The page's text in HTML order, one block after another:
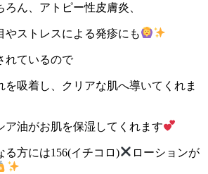
ろん、アトピー性皮膚炎、
やストレスによる発疹にも
れているので
を吸着し、クリアな肌へ導いてくれま
ア油がお肌を保湿してくれます
る方には156(イチコロ)
ローションが